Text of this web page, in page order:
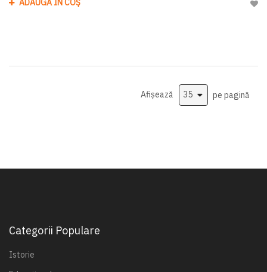
ADAUGĂ ÎN COȘ
Afișează pe pagină
Categorii Populare
Istorie